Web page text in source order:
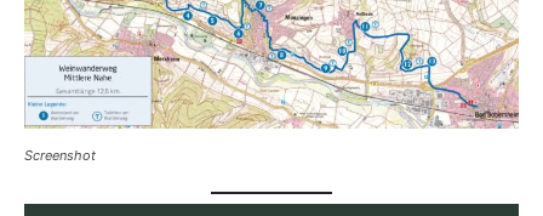
Screenshot